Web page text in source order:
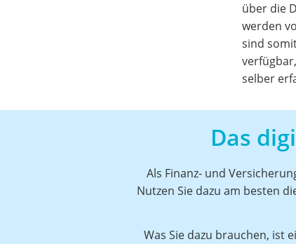
über die
werden
sind
selber
Das
Als Finanz- und
Nutzen Sie dazu am besten
Was Sie dazu brauchen, ist